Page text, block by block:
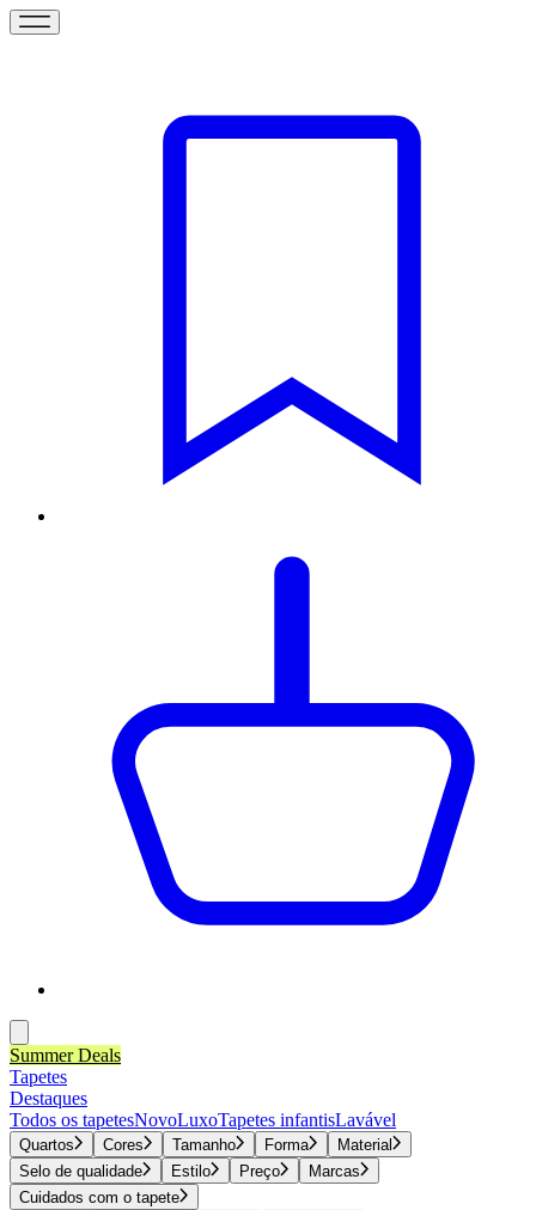
Summer Deals
Tapetes
Destaques
Todos os tapetesNovoLuxoTapetes infantisLavável
Quartos Cores Tamanho Forma
Material
Selo de qualidade
Estilo Preço
Marcas
Cuidados com o tapete